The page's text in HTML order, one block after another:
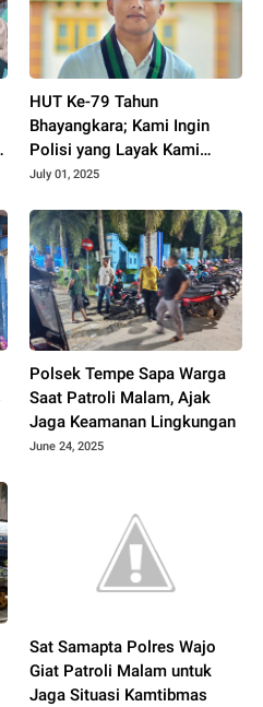
HUT Ke-79 Tahun
Bhayangkara; Kami Ingin
Polisi yang Layak Kami
Percaya.
July 01, 2025
Polsek Tempe Sapa Warga
Saat Patroli Malam, Ajak
Jaga Keamanan Lingkungan
June 24, 2025
Sat Samapta Polres Wajo
Giat Patroli Malam untuk
Jaga Situasi Kamtibmas